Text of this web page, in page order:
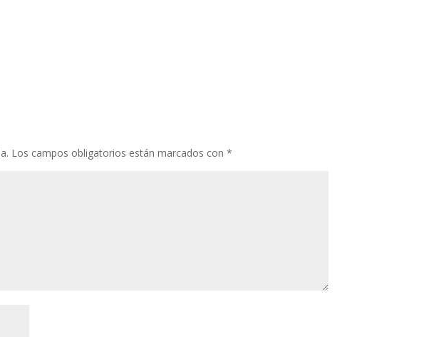
Los campos obligatorios están marcados con *